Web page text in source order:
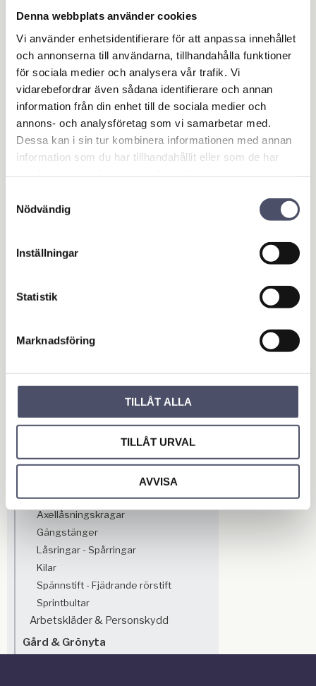
Denna webbplats använder cookies
Vi använder enhetsidentifierare för att anpassa innehållet
och annonserna till användarna, tillhandahålla funktioner
för sociala medier och analysera vår trafik. Vi
vidarebefordrar även sådana identifierare och annan
information från din enhet till de sociala medier och
annons- och analysföretag som vi samarbetar med.
Dessa kan i sin tur kombinera informationen med annan
information som du har tillhandahållit eller som de har
Nödvändig
Inställningar
Statistik
Marknadsföring
TILLÅT ALLA
TILLÅT URVAL
AVVISA
Verkstad & Industri
Hydrauliska cylindrar
Hydrauliska pumpar
Hydrauliska verktyg
Hydrauliska tillbehör
Tryckluft
Slangupprullare
Svets & Induktionsvärmare
Svetsutsug
Elverk & Motorsvetsar
Lyft- & Pallhantering
Elektronik
Skruvar & Bultar
Brickor
U-bultar - U-byglar
Buntband & Kabelklämmor
Krokar
Slangklämmor
Axellåsningskragar
Gängstänger
Låsringar - Spårringar
Kilar
Spännstift - Fjädrande rörstift
Sprintbultar
Arbetskläder & Personskydd
Gård & Grönyta